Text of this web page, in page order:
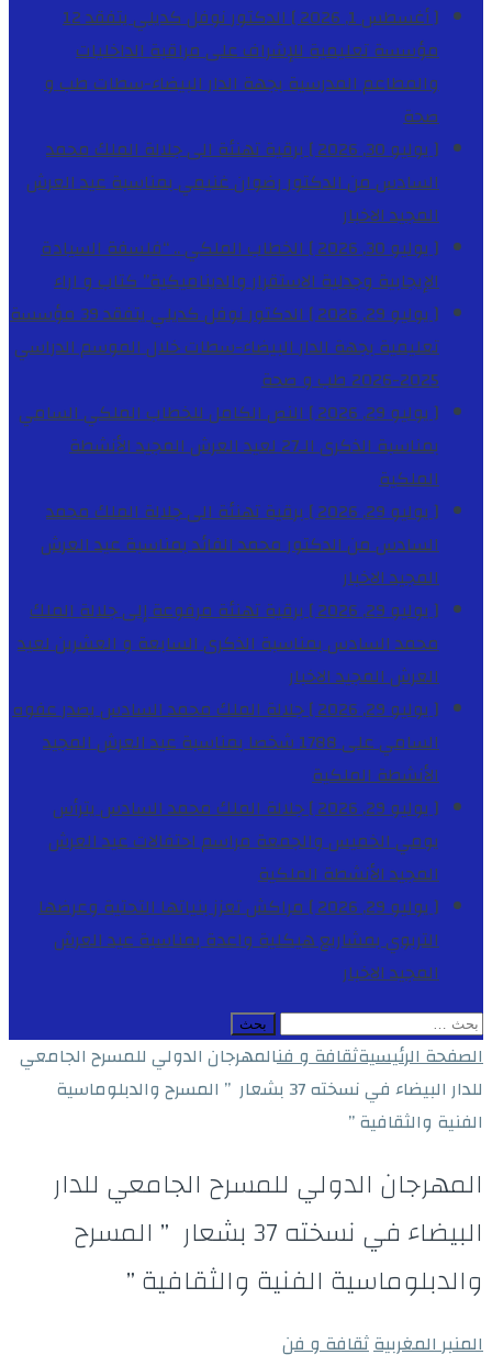
[ أغسطس 1, 2026 ]
الدكتور نوفل كديلي يتفقد 12
مؤسسة تعليمية للإشراف على مراقبة الداخليات
والمطاعم المدرسية بجهة الدار البيضاء-سطاتطب و
صحة
[ يوليو 30, 2026 ]
برقية تهنئة الى جلالة الملك محمد
السادس من الدكتور رضوان غنيمي بمناسبة عيد العرش
المجيدالاخبار
[ يوليو 30, 2026 ]
الخطاب الملكي .. “فلسفة السيادة
الإيجابية وجدلية الاستقرار والديناميكية”كتاب و اراء
[ يوليو 29, 2026 ]
الدكتور نوفل كديلي يتفقد 39 مؤسسة
تعليمية بجهة الدار البيضاء-سطات خلال الموسم الدراسي
2025-2026
طب و صحة
[ يوليو 29, 2026 ]
النص الكامل للخطاب الملكي السامي
بمناسبة الذكرى الـ27 لعيد العرش المجيد
الأنشطة
الملكية
[ يوليو 29, 2026 ]
برقية تهنئة الى جلالة الملك محمد
السادس من الدكتور محمد الفائد بمناسبة عيد العرش
المجيدالاخبار
[ يوليو 29, 2026 ]
برقية تهنئة مرفوعة إلى جلالة الملك
محمد السادس بمناسبة الذكرى السابعة و العشرين لعيد
العرش المجيدالاخبار
[ يوليو 29, 2026 ]
جلالة الملك محمد السادس يصدر عفوه
السامي على 1788 شخصا بمناسبة عيد العرش المجيد
الأنشطة الملكية
[ يوليو 29, 2026 ]
جلالة الملك محمد السادس يترأس
يومي الخميس والجمعة مراسم احتفالات عيد العرش
المجيدالأنشطة الملكية
[ يوليو 29, 2026 ]
مراكش تعزز بنياتها التحتية وعرضها
التربوي بمشاريع هيكلية واعدة بمناسبة عيد العرش
المجيدالاخبار
البحث
عن:
الصفحة الرئيسيةثقافة و فنالمهرجان الدولي للمسرح الجامعي
للدار البيضاء في نسخته 37 بشعار ” المسرح والدبلوماسية
الفنية والثقافية ”
المهرجان الدولي للمسرح الجامعي للدار
البيضاء في نسخته 37 بشعار ” المسرح
والدبلوماسية الفنية والثقافية ”
المنبر المغربيةثقافة و فن